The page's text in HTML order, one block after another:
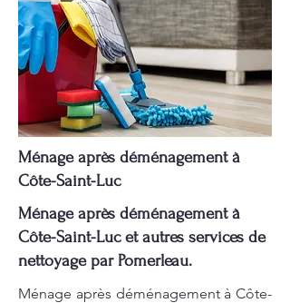
Ménage après déménagement à
Côte-Saint-Luc
Ménage après déménagement à
Côte-Saint-Luc et autres services de
nettoyage par Pomerleau.
Ménage après déménagement à Côte-